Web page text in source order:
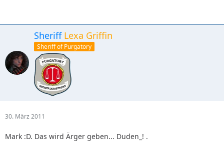
Sheriff Lexa Griffin
Sheriff of Purgatory
30. März 2011
Mark :D. Das wird Ärger geben... Duden_! .